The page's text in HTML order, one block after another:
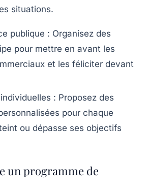
situations.
publique : Organisez des
pour mettre en avant les
et les féliciter devant
: Proposez des
pour chaque
ou dépasse ses objectifs
un programme de